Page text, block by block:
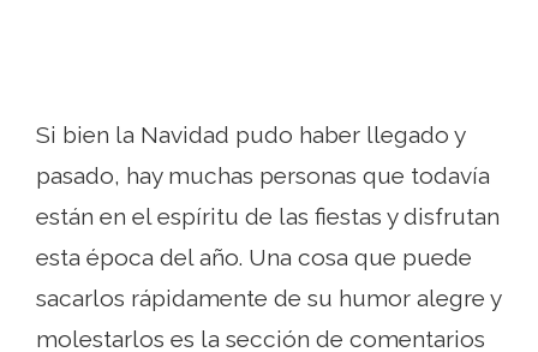
Si bien la Navidad pudo haber llegado y
pasado, hay muchas personas que todavía
están en el espíritu de las fiestas y disfrutan
esta época del año. Una cosa que puede
sacarlos rápidamente de su humor alegre y
molestarlos es la sección de comentarios